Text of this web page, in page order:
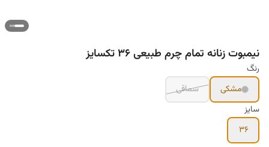
نیمبوت زنانه تمام چرم طبیعی ۳۶ تکسایز
رنگ
مشکی
سماقی
سایز
۳۶